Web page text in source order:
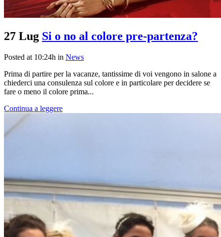
27 Lug Si o no al colore pre-partenza?
Posted at 10:24h in News
Prima di partire per la vacanze, tantissime di voi vengono in salone a
chiederci una consulenza sul colore e in particolare per decidere se
fare o meno il colore prima...
Continua a leggere